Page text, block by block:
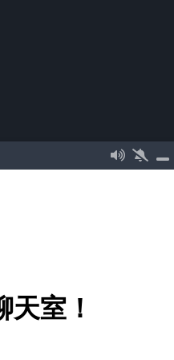
室！